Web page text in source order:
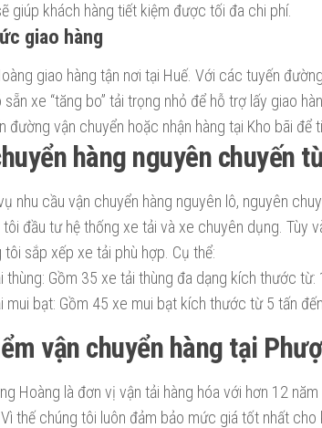
giúp khách hàng tiết kiệm được tối đa chi phí.
giao hàng
giao hàng tận nơi tại Huế. Với các tuyến
xe “tăng bo” tải trọng nhỏ để hỗ trợ lấy giao
đường vận chuyển hoặc nhận hàng tại Kho bãi để
hàng nguyên chuyến
nhu cầu vận chuyển hàng nguyên lô, nguyên
tôi đầu tư hệ thống xe tải và xe chuyên dụng. Tùy
tôi sắp xếp xe tải phù hợp. Cụ thể:
thùng: Gồm 35 xe tải thùng đa dạng kích thước từ:
mui bạt: Gồm 45 xe mui bạt kích thước từ 5 tấn
vận chuyển hàng tại
Hoàng là đơn vị vận tải hàng hóa với hơn 12
thế chúng tôi luôn đảm bảo mức giá tốt nhất cho